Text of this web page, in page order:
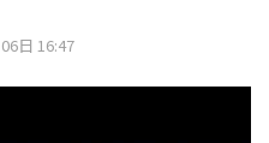
日 16:47